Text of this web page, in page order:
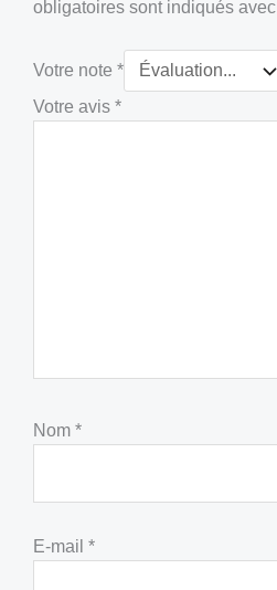
obligatoires sont indiqués avec
Votre note *
Votre avis *
Nom *
E-mail *